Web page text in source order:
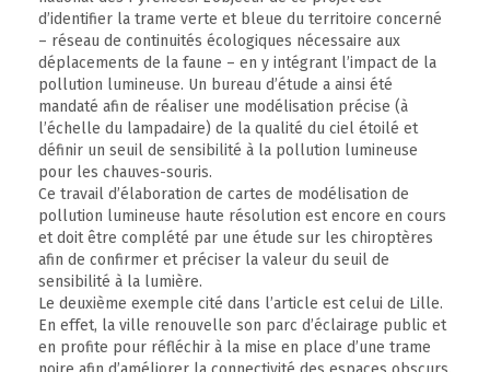
d’identifier la trame verte et bleue du territoire concerné
– réseau de continuités écologiques nécessaire aux
déplacements de la faune – en y intégrant l’impact de la
pollution lumineuse. Un bureau d’étude a ainsi été
mandaté afin de réaliser une modélisation précise (à
l’échelle du lampadaire) de la qualité du ciel étoilé et
définir un seuil de sensibilité à la pollution lumineuse
pour les chauves-souris.
Ce travail d’élaboration de cartes de modélisation de
pollution lumineuse haute résolution est encore en cours
et doit être complété par une étude sur les chiroptères
afin de confirmer et préciser la valeur du seuil de
sensibilité à la lumière.
Le deuxième exemple cité dans l’article est celui de Lille.
En effet, la ville renouvelle son parc d’éclairage public et
en profite pour réfléchir à la mise en place d’une trame